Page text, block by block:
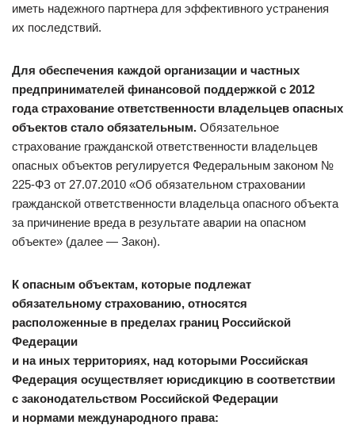
иметь надежного партнера для эффективного устранения
их последствий.
Для обеспечения каждой организации и частных
предпринимателей финансовой поддержкой с 2012
года страхование ответственности владельцев опасных
объектов стало обязательным. Обязательное
страхование гражданской ответственности владельцев
опасных объектов регулируется Федеральным законом №
225-ФЗ от 27.07.2010 «Об обязательном страховании
гражданской ответственности владельца опасного объекта
за причинение вреда в результате аварии на опасном
объекте» (далее — Закон).
К опасным объектам, которые подлежат
обязательному страхованию, относятся
расположенные в пределах границ Российской
Федерации
и на иных территориях, над которыми Российская
Федерация осуществляет юрисдикцию в соответствии
с законодательством Российской Федерации
и нормами международного права: